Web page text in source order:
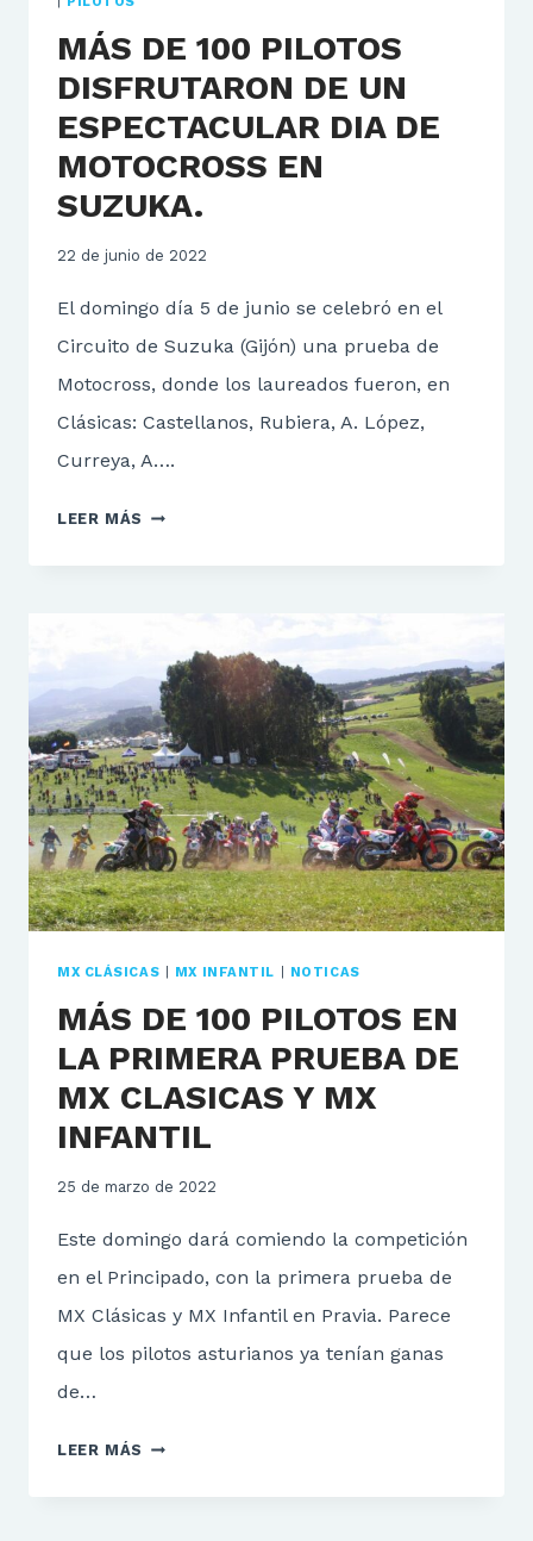
MÁS DE 100 PILOTOS
DISFRUTARON DE UN
ESPECTACULAR DIA DE
MOTOCROSS EN
SUZUKA.
22 de junio de 2022
El domingo día 5 de junio se celebró en el
Circuito de Suzuka (Gijón) una prueba de
Motocross, donde los laureados fueron, en
Clásicas: Castellanos, Rubiera, A. López,
Curreya, A….
LEER MÁS MÁS
UN
ESPECTACULAR
DIA
DE
MOTOCROSS
EN
SUZUKA.
MX CLÁSICAS MX INFANTIL NOTICAS
MÁS DE 100 PILOTOS EN
LA PRIMERA PRUEBA DE
MX CLASICAS Y MX
INFANTIL
25 de marzo de 2022
Este domingo dará comiendo la competición
en el Principado, con la primera prueba de
MX Clásicas y MX Infantil en Pravia. Parece
que los pilotos asturianos ya tenían ganas
de…
LEER MÁS MÁS